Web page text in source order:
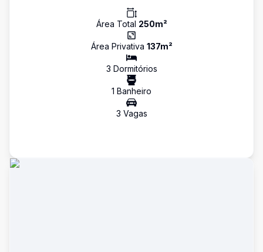
Área Total 250m²
Área Privativa 137m²
3 Dormitórios
1 Banheiro
3 Vagas